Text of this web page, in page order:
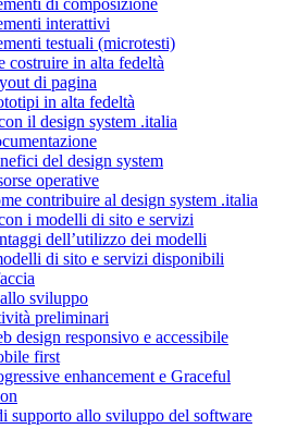
di composizione
interattivi
testuali (microtesti)
costruire in alta fedeltà
di pagina
in alta fedeltà
il design system .italia
del design system
operative
contribuire al design system .italia
i modelli di sito e servizi
dell’utilizzo dei modelli
di sito e servizi disponibili
sviluppo
preliminari
design responsivo e accessibile
first
enhancement e Graceful
supporto allo sviluppo del software